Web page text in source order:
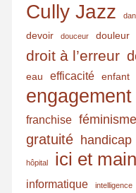
Cully Jazz
devoir
douceur douleur
droit à l’erreur
eau efficacité enfant
engagement
franchise féminisme
gratuité handicap
hôpital ici et
informatique intelligence